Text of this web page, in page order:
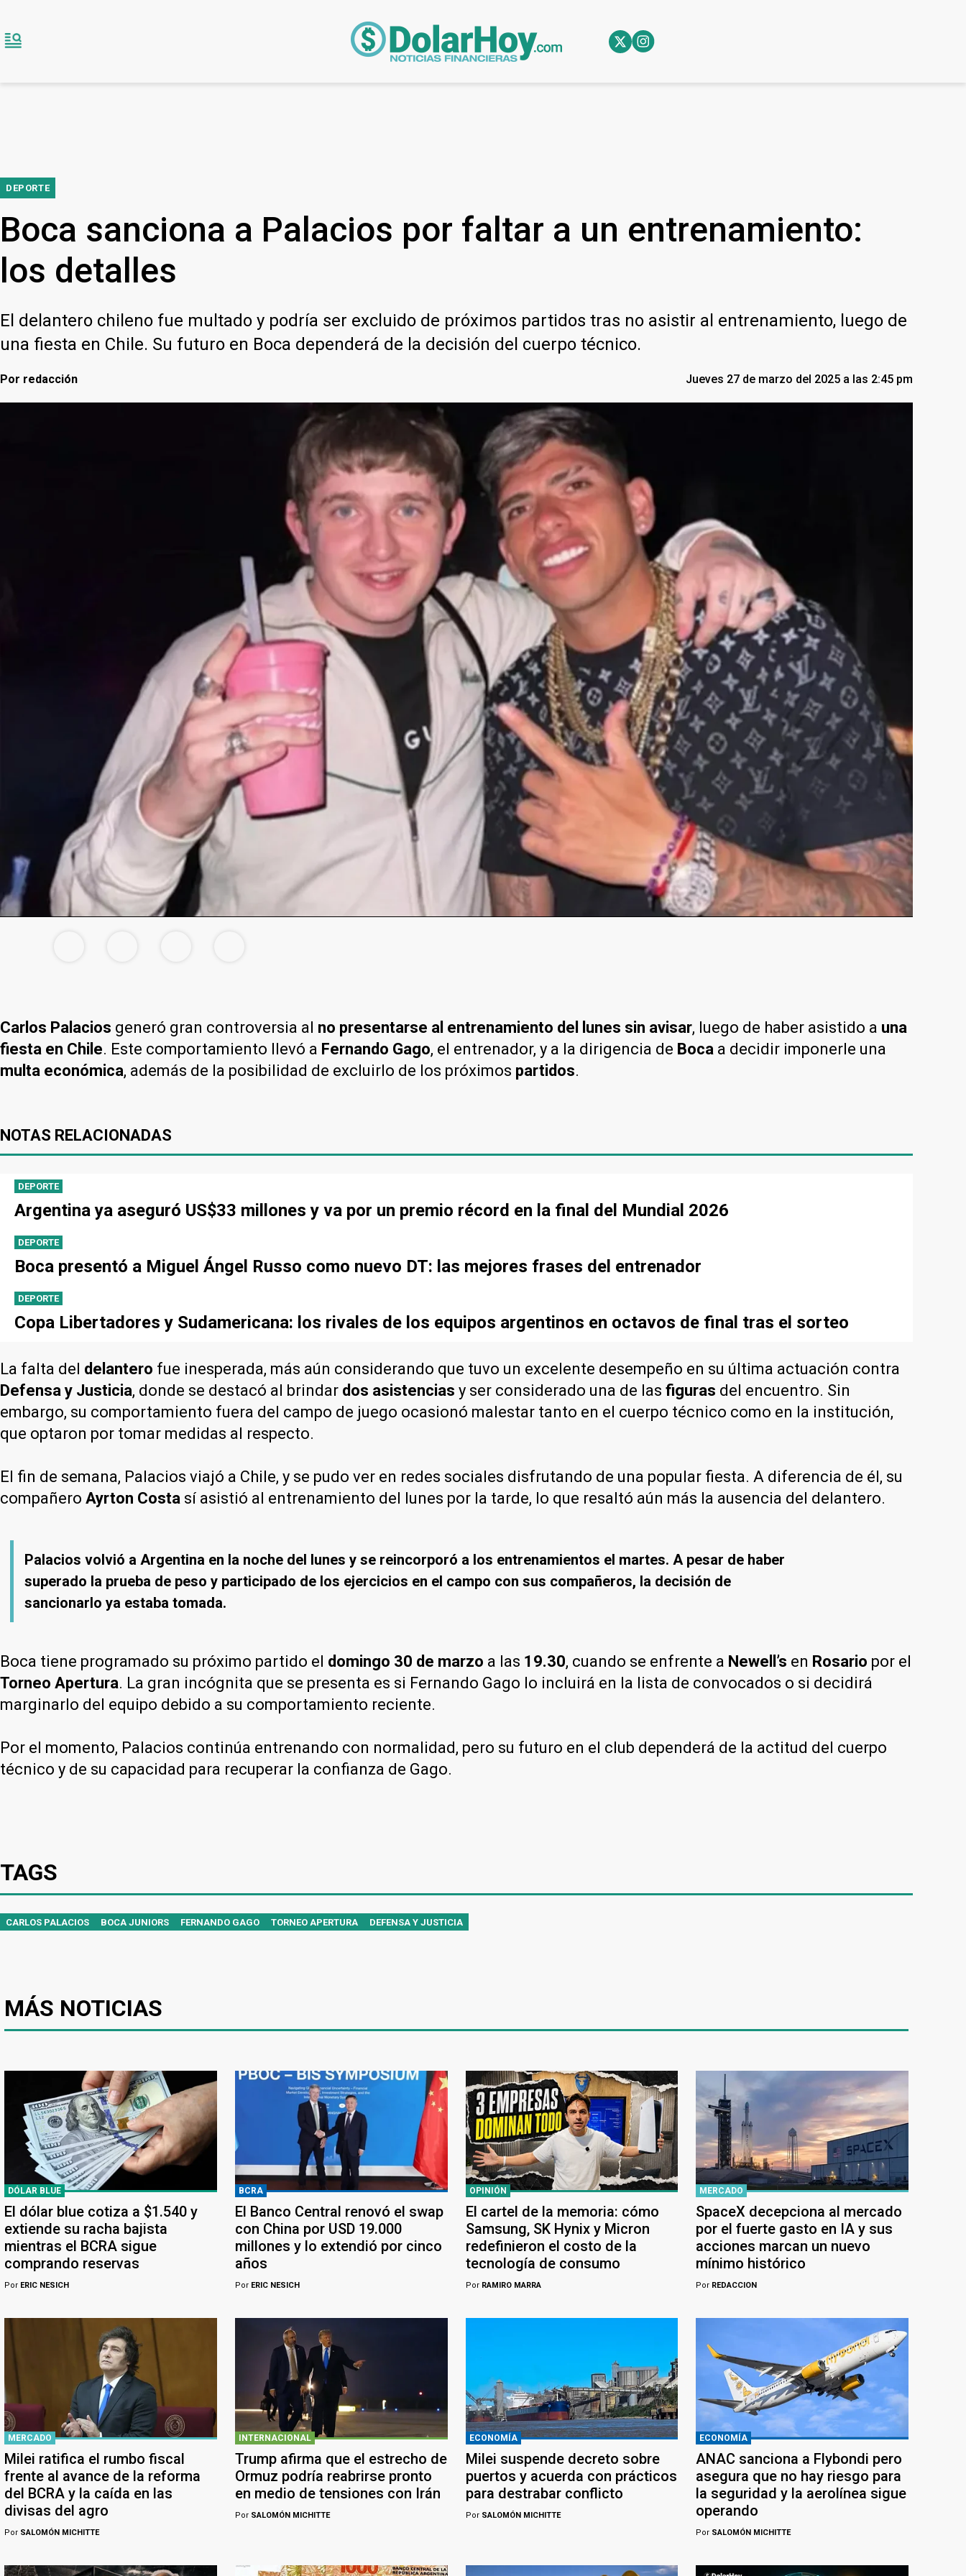
DEPORTE
Boca sanciona a Palacios por faltar a un entrenamiento:
los detalles
El delantero chileno fue multado y podría ser excluido de próximos partidos tras no asistir al entrenamiento, luego de
una fiesta en Chile. Su futuro en Boca dependerá de la decisión del cuerpo técnico.
Por redacción Jueves 27 de marzo del 2025 a las 2:45 pm
Carlos Palacios generó gran controversia al no presentarse al entrenamiento del lunes sin avisar, luego de haber asistido a una
fiesta en Chile. Este comportamiento llevó a Fernando Gago, el entrenador, y a la dirigencia de Boca a decidir imponerle una
multa económica, además de la posibilidad de excluirlo de los próximos partidos.
NOTAS RELACIONADAS
DEPORTE
Argentina ya aseguró US$33 millones y va por un premio récord en la final del Mundial 2026
DEPORTE
Boca presentó a Miguel Ángel Russo como nuevo DT: las mejores frases del entrenador
DEPORTE
Copa Libertadores y Sudamericana: los rivales de los equipos argentinos en octavos de final tras el sorteo
La falta del delantero fue inesperada, más aún considerando que tuvo un excelente desempeño en su última actuación contra
Defensa y Justicia, donde se destacó al brindar dos asistencias y ser considerado una de las figuras del encuentro. Sin
embargo, su comportamiento fuera del campo de juego ocasionó malestar tanto en el cuerpo técnico como en la institución,
que optaron por tomar medidas al respecto.
El fin de semana, Palacios viajó a Chile, y se pudo ver en redes sociales disfrutando de una popular fiesta. A diferencia de él, su
compañero Ayrton Costa sí asistió al entrenamiento del lunes por la tarde, lo que resaltó aún más la ausencia del delantero.
Palacios volvió a Argentina en la noche del lunes y se reincorporó a los entrenamientos el martes. A pesar de haber
superado la prueba de peso y participado de los ejercicios en el campo con sus compañeros, la decisión de
sancionarlo ya estaba tomada.
Boca tiene programado su próximo partido el domingo 30 de marzo a las 19.30, cuando se enfrente a Newell’s en Rosario por el
Torneo Apertura. La gran incógnita que se presenta es si Fernando Gago lo incluirá en la lista de convocados o si decidirá
marginarlo del equipo debido a su comportamiento reciente.
Por el momento, Palacios continúa entrenando con normalidad, pero su futuro en el club dependerá de la actitud del cuerpo
técnico y de su capacidad para recuperar la confianza de Gago.
TAGS
CARLOS PALACIOS BOCA JUNIORS FERNANDO GAGO TORNEO APERTURA DEFENSA Y JUSTICIA
MÁS NOTICIAS
DÓLAR BLUE
El dólar blue cotiza a $1.540 y
extiende su racha bajista
mientras el BCRA sigue
comprando reservas
Por ERIC NESICH
BCRA
El Banco Central renovó el swap
con China por USD 19.000
millones y lo extendió por cinco
años
PorERIC NESICH
OPINIÓN
El cartel de la memoria: cómo
Samsung, SK Hynix y Micron
redefinieron el costo de la
tecnología de consumo
PorRAMIRO MARRA
MERCADO
SpaceX decepciona al mercado
por el fuerte gasto en IA y sus
acciones marcan un nuevo
mínimo histórico
Por REDACCION
MERCADO
Milei ratifica el rumbo fiscal
frente al avance de la reforma
del BCRA y la caída en las
divisas del agro
Por SALOMÓN MICHITTE
INTERNACIONAL
Trump afirma que el estrecho de
Ormuz podría reabrirse pronto
en medio de tensiones con Irán
PorSALOMÓN MICHITTE
ECONOMÍA
Milei suspende decreto sobre
puertos y acuerda con prácticos
para destrabar conflicto
PorSALOMÓN MICHITTE
ECONOMÍA
ANAC sanciona a Flybondi pero
asegura que no hay riesgo para
la seguridad y la aerolínea sigue
operando
Por SALOMÓN MICHITTE